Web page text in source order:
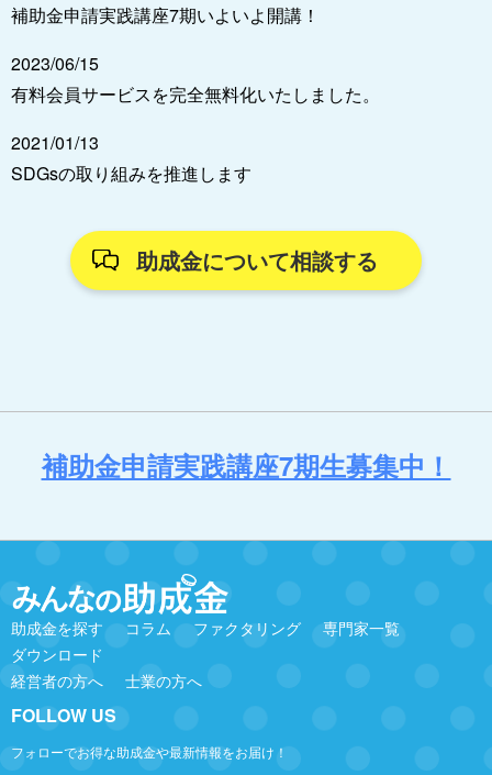
補助金申請実践講座7期いよいよ開講！
2023/06/15
有料会員サービスを完全無料化いたしました。
2021/01/13
SDGsの取り組みを推進します
助成金について相談する
補助金申請実践講座7期生募集中！
助成金を探す コラム ファクタリング
専門家一覧
ダウンロード
経営者の方へ
士業の方へ
FOLLOW US
フォローでお得な助成金や最新情報をお届け！